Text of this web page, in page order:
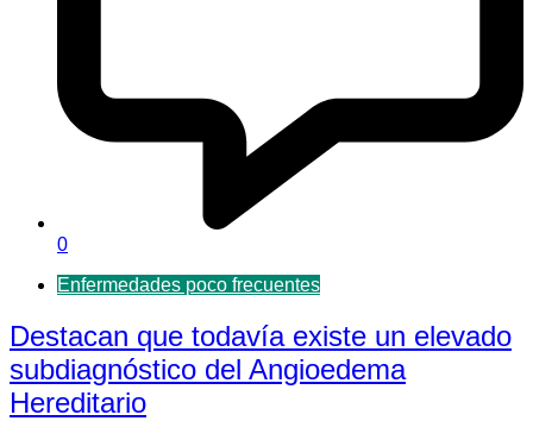
0
Enfermedades poco frecuentes
Destacan que todavía existe un elevado
subdiagnóstico del Angioedema
Hereditario